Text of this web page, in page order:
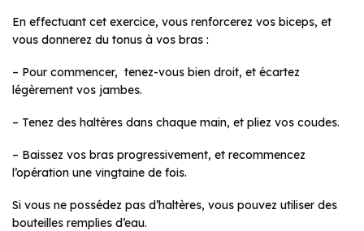
En effectuant cet exercice, vous renforcerez vos biceps, et
vous donnerez du tonus à vos bras :
– Pour commencer, tenez-vous bien droit, et écartez
légèrement vos jambes.
– Tenez des haltères dans chaque main, et pliez vos coudes.
– Baissez vos bras progressivement, et recommencez
l’opération une vingtaine de fois.
Si vous ne possédez pas d’haltères, vous pouvez utiliser des
bouteilles remplies d’eau.